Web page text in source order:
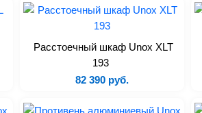
Расстоечный шкаф Unox XLT
193
82 390 руб.